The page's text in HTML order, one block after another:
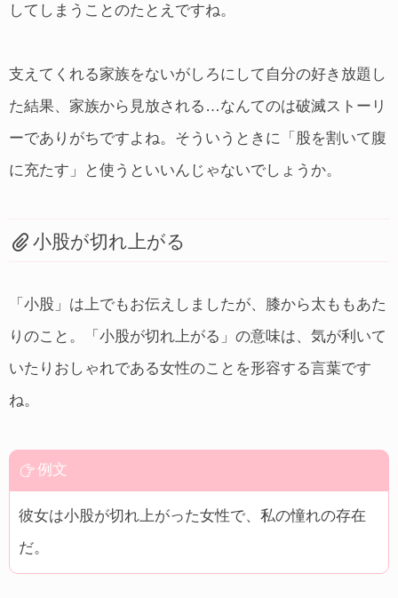
してしまうことのたとえですね。
支えてくれる家族をないがしろにして自分の好き放題し
た結果、家族から見放される…なんてのは破滅ストーリ
ーでありがちですよね。そういうときに「股を割いて腹
に充たす」と使うといいんじゃないでしょうか。
小股が切れ上がる
「小股」は上でもお伝えしましたが、膝から太ももあた
りのこと。「小股が切れ上がる」の意味は、気が利いて
いたりおしゃれである女性のことを形容する言葉です
ね。
例文
彼女は小股が切れ上がった女性で、私の憧れの存在
だ。